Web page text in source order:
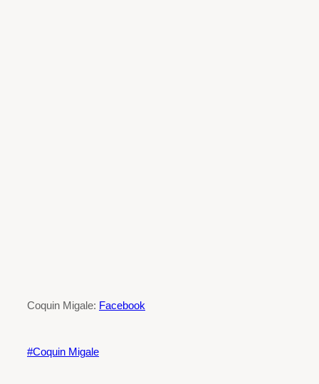
Coquin Migale: Facebook
Coquin Migale